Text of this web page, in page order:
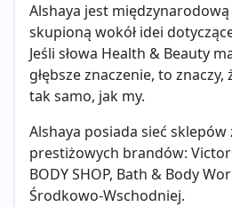
Alshaya jest
skupioną wokół idei
Jeśli słowa Health & Beauty
głębsze znaczenie, to
tak samo, jak my.
Alshaya posiada sieć sklepów
prestiżowych brandów:
BODY SHOP, Bath & Body
Środkowo-Wschodniej.